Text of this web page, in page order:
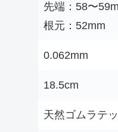
先端：58〜
根元：52mm
0.062mm
18.5cm
天然ゴムラテ